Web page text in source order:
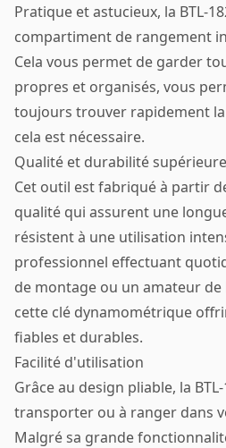
Pratique et astucieux, la BTL-
compartiment de rangement
Cela vous permet de garder
propres et organisés, vous
toujours trouver rapidement
cela est nécessaire.
Qualité et durabilité
Cet outil est fabriqué à partir
qualité qui assurent une
résistent à une utilisation
professionnel effectuant
de montage ou un amateur
cette clé dynamométrique
fiables et durables.
Facilité d'utilisation
Grâce au design pliable, la
transporter ou à ranger dans
Malgré sa grande